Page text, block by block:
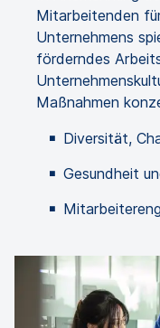
Mitarbeitenden
Unternehmens
förderndes
Maßnahmen
Diversität,
Gesundheit